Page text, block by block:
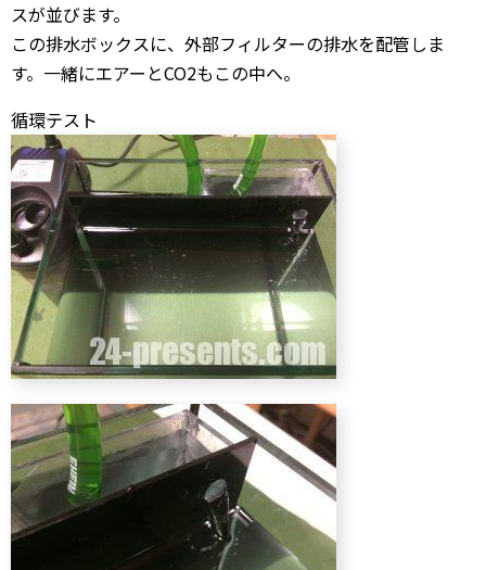
スが並びます。
この排水ボックスに、外部フィルターの排水を配管しま
す。一緒にエアーとCO2もこの中へ。
循環テスト